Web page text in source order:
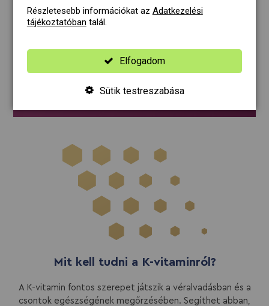
A palack 50%-ban újrahasznosított műanyagból
készül.
igazolja, hogy alapanyaguk fenntartható
erdőgazdálkodásból származik.
adagolást segítő kupakkalláttuk el.
Mit kell tudni a K-vitaminról?
A K-vitamin fontos szerepet játszik a véralvadásban és a
csontok egészségének megőrzésében. Segíthet abban,
Részletesebb információkat az Adatkezelési
tájékoztatóban talál.
Sütik testreszabása
Elfogadom